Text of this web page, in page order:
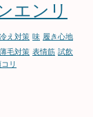
エンリ
冷え対策 味 履き心地
薄毛対策 表情筋 試飲
コリ